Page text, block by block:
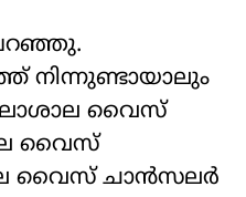
പറഞ്ഞു.
നിന്നുണ്ടായാലും
വൈസ്
വൈസ്
വൈസ് ചാൻസലർ